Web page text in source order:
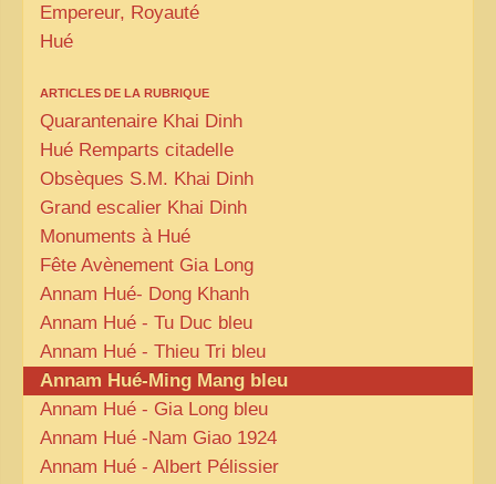
Empereur, Royauté
Hué
ARTICLES DE LA RUBRIQUE
Quarantenaire Khai Dinh
Hué Remparts citadelle
Obsèques S.M. Khai Dinh
Grand escalier Khai Dinh
Monuments à Hué
Fête Avènement Gia Long
Annam Hué- Dong Khanh
Annam Hué - Tu Duc bleu
Annam Hué - Thieu Tri bleu
Annam Hué-Ming Mang bleu
Annam Hué - Gia Long bleu
Annam Hué -Nam Giao 1924
Annam Hué - Albert Pélissier